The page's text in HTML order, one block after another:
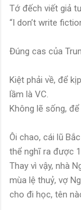
Tớ đếch viết giả
“I don’t write
Đúng cas của
Kiệt phải về, để
lầm là VC.
Không lẽ sống,
Ôi chao, cái lũ
thể nghĩ ra được
Thay vì vậy, nhà
mùa lệ thuỷ, vợ
cho đi học, tên